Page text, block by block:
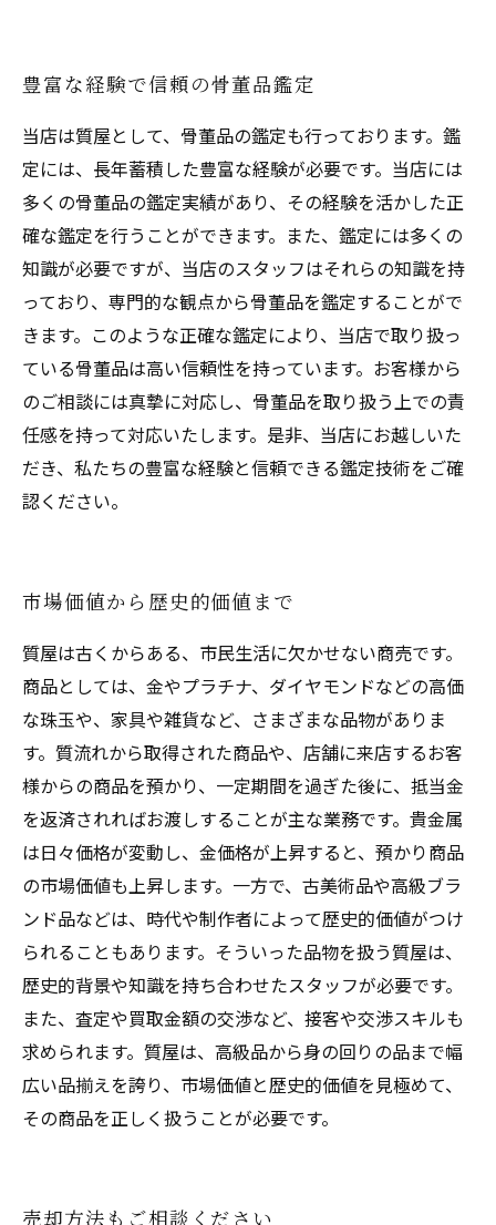
豊富な経験で信頼の骨董品鑑定
当店は質屋として、骨董品の鑑定も行っております。鑑
定には、長年蓄積した豊富な経験が必要です。当店には
多くの骨董品の鑑定実績があり、その経験を活かした正
確な鑑定を行うことができます。また、鑑定には多くの
知識が必要ですが、当店のスタッフはそれらの知識を持
っており、専門的な観点から骨董品を鑑定することがで
きます。このような正確な鑑定により、当店で取り扱っ
ている骨董品は高い信頼性を持っています。お客様から
のご相談には真摯に対応し、骨董品を取り扱う上での責
任感を持って対応いたします。是非、当店にお越しいた
だき、私たちの豊富な経験と信頼できる鑑定技術をご確
認ください。
市場価値から歴史的価値まで
質屋は古くからある、市民生活に欠かせない商売です。
商品としては、金やプラチナ、ダイヤモンドなどの高価
な珠玉や、家具や雑貨など、さまざまな品物がありま
す。質流れから取得された商品や、店舗に来店するお客
様からの商品を預かり、一定期間を過ぎた後に、抵当金
を返済されればお渡しすることが主な業務です。貴金属
は日々価格が変動し、金価格が上昇すると、預かり商品
の市場価値も上昇します。一方で、古美術品や高級ブラ
ンド品などは、時代や制作者によって歴史的価値がつけ
られることもあります。そういった品物を扱う質屋は、
歴史的背景や知識を持ち合わせたスタッフが必要です。
また、査定や買取金額の交渉など、接客や交渉スキルも
求められます。質屋は、高級品から身の回りの品まで幅
広い品揃えを誇り、市場価値と歴史的価値を見極めて、
その商品を正しく扱うことが必要です。
売却方法もご相談ください